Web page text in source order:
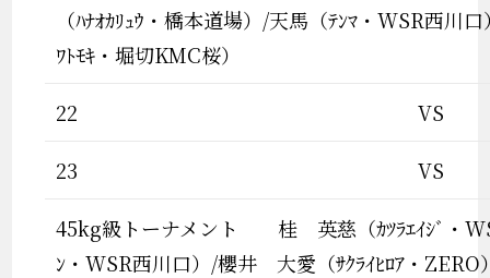
（ﾊﾅｵｶﾘｭｳ・橋本道場）/天馬（ﾃﾝﾏ・WSR西川
ﾜﾄﾓｷ・堀切KMC桜）
22 VS
23 VS
45kg級トーナメント 桂 英慈（ｶﾂﾗｴｲｼﾞ・
ﾝ・WSR西川口）/櫻井 大愛（ｻｸﾗｲﾋﾛｱ・ZERO